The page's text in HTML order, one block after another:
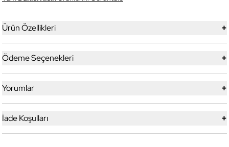
Ürün Özellikleri +
Ödeme Seçenekleri +
Yorumlar +
İade Koşulları +